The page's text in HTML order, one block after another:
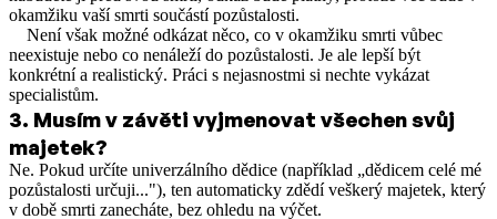
okamžiku vaší smrti součástí pozůstalosti.
Není však možné odkázat něco, co v okamžiku smrti vůbec
neexistuje nebo co nenáleží do pozůstalosti. Je ale lepší být
konkrétní a realistický. Práci s nejasnostmi si nechte vykázat
specialistům.
3. Musím v závěti vyjmenovat všechen svůj
majetek?
Ne. Pokud určíte univerzálního dědice (například „dědicem celé mé
pozůstalosti určuji..."), ten automaticky zdědí veškerý majetek, který
v době smrti zanecháte, bez ohledu na výčet.